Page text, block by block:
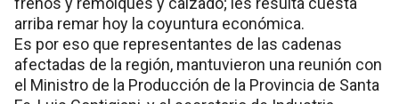
arriba remar hoy la coyuntura económica.
Es por eso que representantes de las cadenas
afectadas de la región, mantuvieron una reunión con
el Ministro de la Producción de la Provincia de Santa